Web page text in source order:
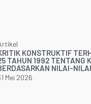
KONSTRUKTIF
TAHUN 1992 TENTANG
NILAI-
Mei 2026